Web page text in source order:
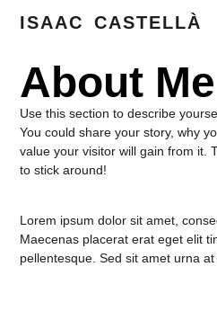
ISAAC CASTELLÀ
About Me
Use this section to describe
You could share your story, why
value your visitor will gain from it.
to stick around!
Lorem ipsum dolor sit amet,
Maecenas placerat erat eget elit
pellentesque. Sed sit amet urna